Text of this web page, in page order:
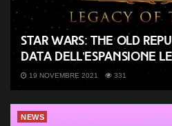
Star Wars: The Old
data dell’espansione
19 NOVEMBRE 2021 331
NEWS